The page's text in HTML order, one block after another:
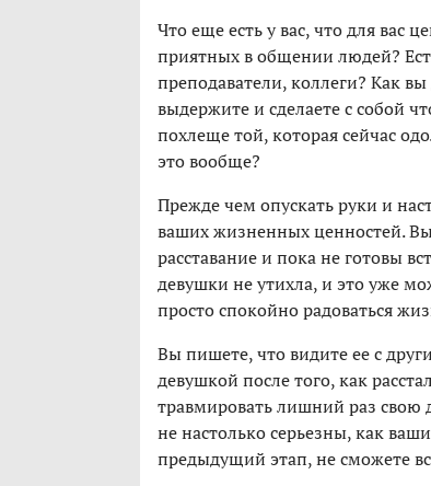
Что еще есть у вас, что для вас
приятных в общении людей?
преподаватели, коллеги? Как
выдержите и сделаете с собой
похлеще той, которая сейчас
это вообще?
Прежде чем опускать руки и
ваших жизненных ценностей.
расставание и пока не готовы
девушки не утихла, и это уже
просто спокойно радоваться
Вы пишете, что видите ее с
девушкой после того, как
травмировать лишний раз свою
не настолько серьезны, как
предыдущий этап, не сможете